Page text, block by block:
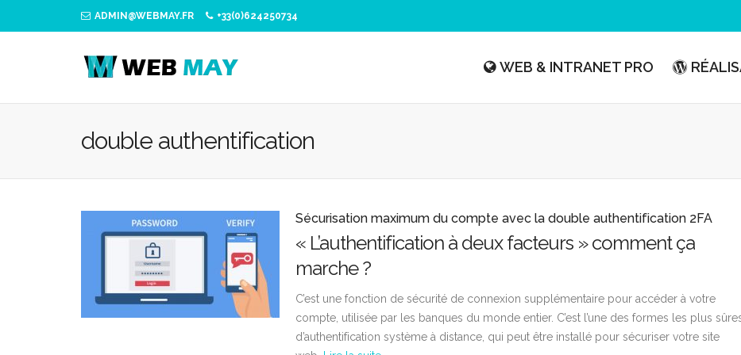
ADMIN@WEBMAY.FR +33(0)624250734
WEB & INTRANET PRO
double authentification
Sécurisation maximum du compte avec la double authentification 2FA
« L’authentification à deux facteurs » comment ça
marche ?
C’est une fonction de sécurité de connexion supplémentaire pour accéder à votre
compte, utilisée par les banques du monde entier. C’est l’une des formes les plus
d’authentification système à distance, qui peut être installé pour sécuriser votre site